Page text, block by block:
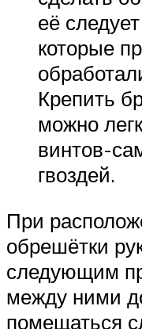
её
которые
Крепить
можно
винтов-
гвоздей.
При
обрешётки
следующим
между ними
помещаться